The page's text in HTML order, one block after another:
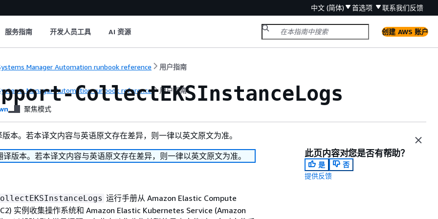
中文 (简体) 首选项 联系我们反馈
服务指南 开发人员工具 AI 资源 创建 AWS 账户
Manager Automation runbook reference 用户指南
Manager Automation runbook reference 用户指南
CollectEKSInstanceLogs
聚焦模式
本。若本译文内容与英语原文存在差异，则一律以英文原文为准。
版本。若本译文内容与英语原文存在差异，则一律以英文原文为准。
运行手册从 Amazon Elastic Compute
实例收集操作系统和 Amazon Elastic Kubernetes Service (Amazon
此页内容对您是否有帮助？
是
否
提供反馈